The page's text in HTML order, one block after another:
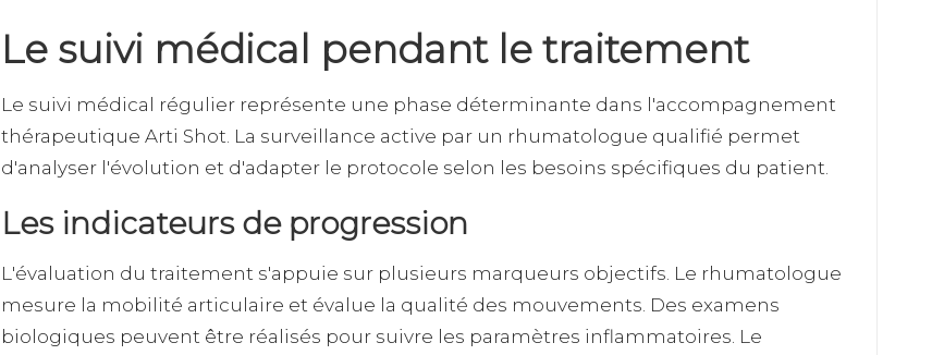
Le suivi médical pendant le traitement
Le suivi médical régulier représente une phase déterminante dans l'accompagnement
thérapeutique Arti Shot. La surveillance active par un rhumatologue qualifié permet
d'analyser l'évolution et d'adapter le protocole selon les besoins spécifiques du patient.
Les indicateurs de progression
L'évaluation du traitement s'appuie sur plusieurs marqueurs objectifs. Le rhumatologue
mesure la mobilité articulaire et évalue la qualité des mouvements. Des examens
biologiques peuvent être réalisés pour suivre les paramètres inflammatoires. Le